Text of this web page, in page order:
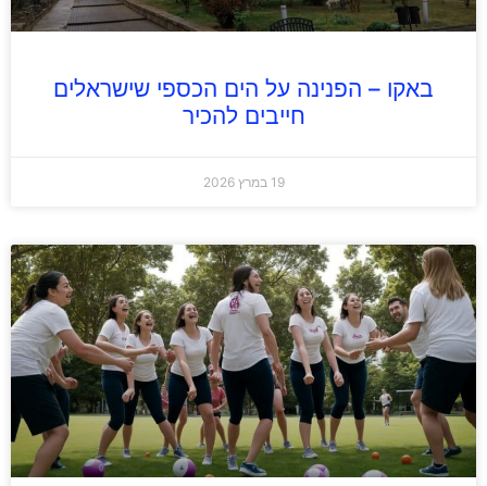
באקו – הפנינה על הים הכספי שישראלים
חייבים להכיר
19 במרץ 2026